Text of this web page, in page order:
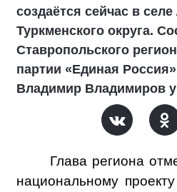
создаётся сейчас в
Туркменского округа.
Ставропольского
партии «Единая
Владимир Владимиров у
Глава региона
национальному